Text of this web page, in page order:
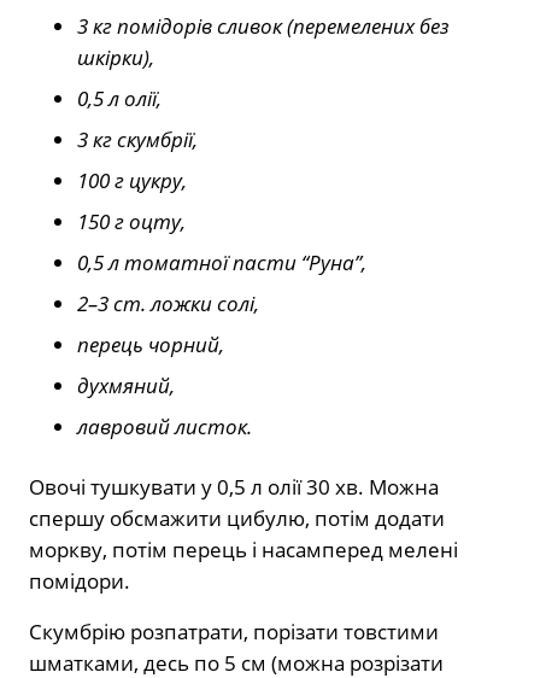
3 кг помідорів сливок (перемелених без
шкірки),
0,5 л олії,
3 кг скумбрії,
100 г цукру,
150 г оцту,
0,5 л томатної пасти “Руна”,
2–3 ст. ложки солі,
перець чорний,
духмяний,
лавровий листок.
Овочі тушкувати у 0,5 л олії 30 хв. Можна
спершу обсмажити цибулю, потім додати
моркву, потім перець і насамперед мелені
помідори.
Скумбрію розпатрати, порізати товстими
шматками, десь по 5 см (можна розрізати